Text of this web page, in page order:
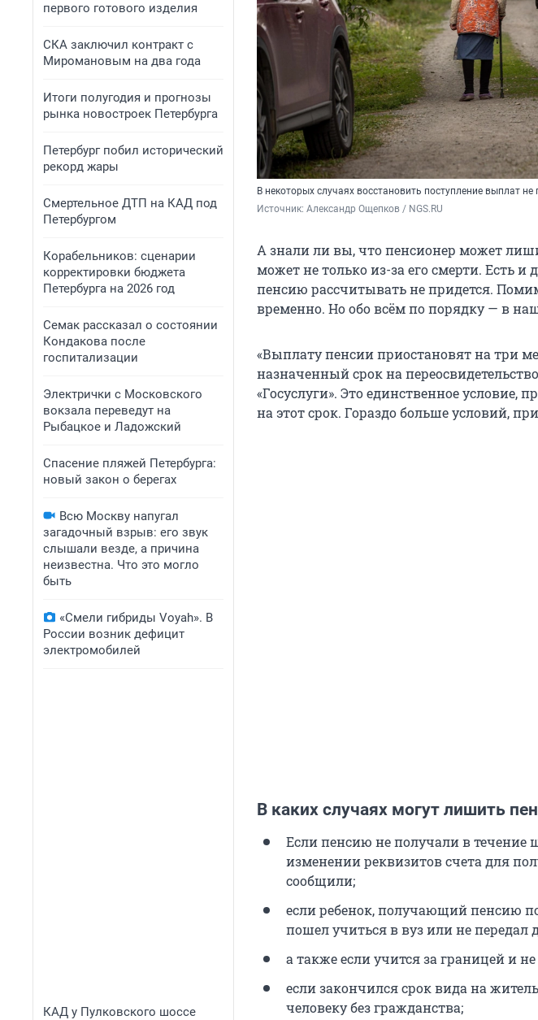
первого готового изделия
СКА заключил контракт с
Миромановым на два года
Итоги полугодия и прогнозы
рынка новостроек Петербурга
Петербург побил исторический
рекорд жары
Смертельное ДТП на КАД под
Петербургом
Корабельников: сценарии
корректировки бюджета
Петербурга на 2026 год
Семак рассказал о состоянии
Кондакова после
госпитализации
Электрички с Московского
вокзала переведут на
Рыбацкое и Ладожский
Спасение пляжей Петербурга:
новый закон о берегах
Всю Москву напугал
загадочный взрыв: его звук
слышали везде, а причина
неизвестна. Что это могло
быть
«Смели гибриды Voyah». В
России возник дефицит
электромобилей
КАД у Пулковского шоссе
В некоторых случаях восстановить поступление выплат не
Источник: Александр Ощепков / NGS.RU
А знали ли вы, что пенсионер может
может не только из-за его смерти. Есть и
пенсию рассчитывать не придется.
временно. Но обо всём по порядку — в
«Выплату пенсии приостановят на три
назначенный срок на
«Госуслуги». Это единственное условие,
на этот срок. Гораздо больше условий,
В каких случаях могут лишить
Если пенсию не получали в течение
изменении реквизитов счета для
сообщили;
если ребенок, получающий пенсию
пошел учиться в вуз или не передал
а также если учится за границей и
если закончился срок вида на
человеку без гражданства;